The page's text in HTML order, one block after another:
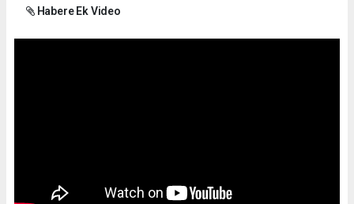
Habere Ek Video